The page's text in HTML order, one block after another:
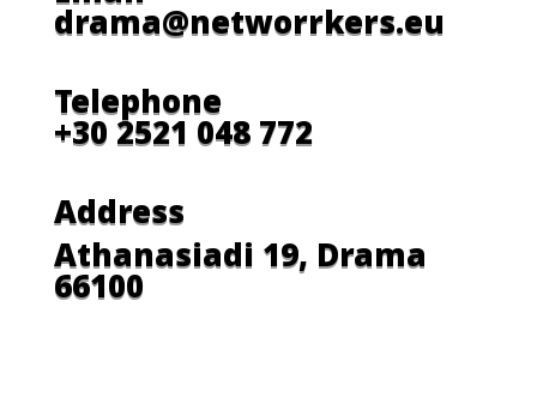
drama@networrkers.eu
Telephone
+30 2521 048 772
Address
Athanasiadi 19, Drama
66100